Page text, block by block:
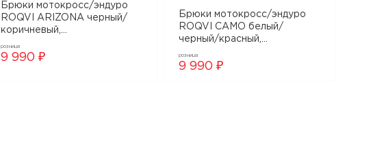
Брюки мотокросс/эндуро
ROQVI ARIZONA черный/
коричневый,
розница
9 990 ₽
Брюки мотокросс/эндуро
ROQVI CAMO белый/
черный/красный,
розница
9 990 ₽